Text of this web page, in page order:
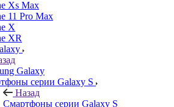
Xs Max
11 Pro Max
X
XR
Galaxy
серии Galaxy S
Назад
Смартфоны серии Galaxy S